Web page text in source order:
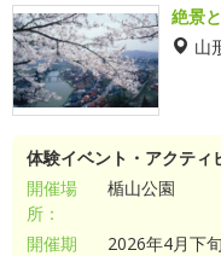
絶景
山
体験イベント・アクティ
開催場
所：
楯山公園
開催期
2026年4月下